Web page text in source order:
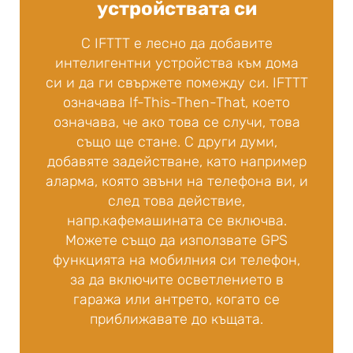
устройствата си
С IFTTT е лесно да добавите
интелигентни устройства към дома
си и да ги свържете помежду си. IFTTT
означава If-This-Then-That, което
означава, че ако това се случи, това
също ще стане. С други думи,
добавяте задействане, като например
аларма, която звъни на телефона ви, и
след това действие,
напр.кафемашината се включва.
Можете също да използвате GPS
функцията на мобилния си телефон,
за да включите осветлението в
гаража или антрето, когато се
приближавате до къщата.